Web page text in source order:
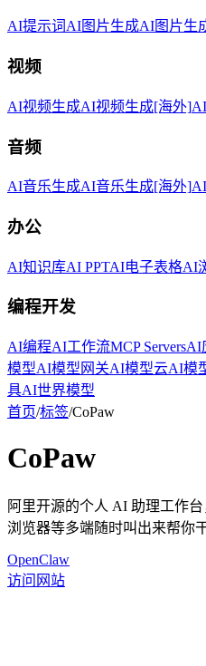
AI提示词AI图片生成AI图片生
视频
AI视频生成AI视频生成[海外]
音频
AI音乐生成AI音乐生成[海外]
办公
AI知识库AI PPTAI电子表格AI
编程开发
AI编程AI工作流MCP ServersAI
模型AI模型网关AI模型云AI模
具AI世界模型
首页/标签/CoPaw
CoPaw
阿里开源的个人 AI 助理工作
浏览器等多端随时叫出来帮你
OpenClaw
访问网站